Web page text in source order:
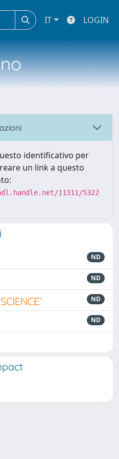
IT LOGIN
identificativo per
un link a questo
11311/5322
ND
ND
ND
ND